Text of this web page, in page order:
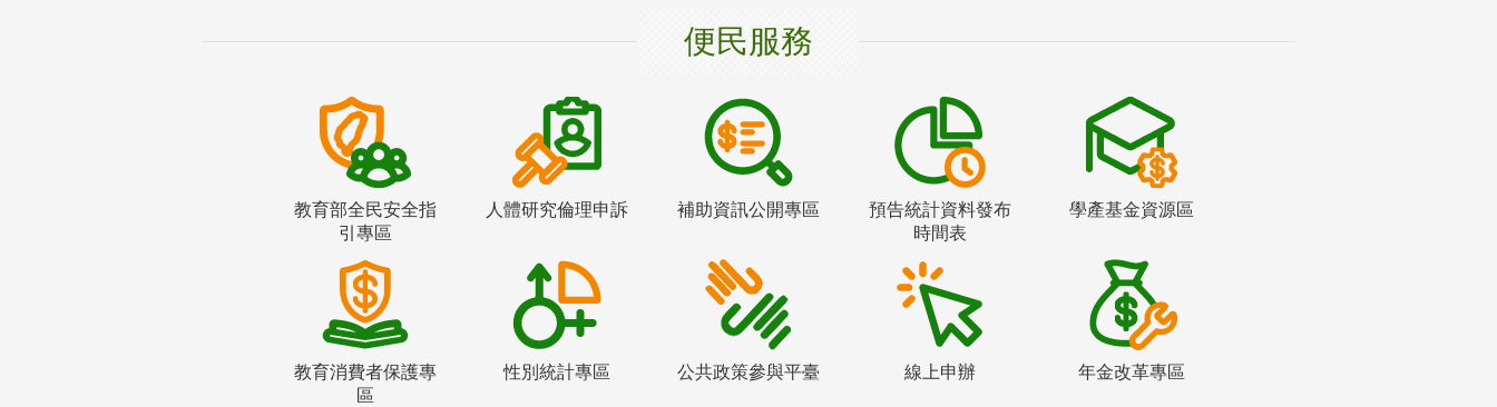
便民服務
教育部全民安全指
引專區
人體研究倫理申訴 補助資訊公開專區
預告統計資料發布
時間表
學產基金資源區
教育消費者保護專
區
性別統計專區 公共政策參與平臺 線上申辦 年金改革專區